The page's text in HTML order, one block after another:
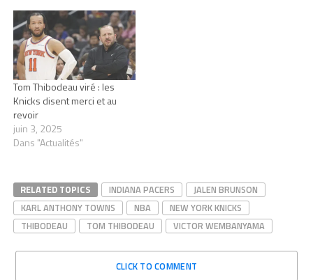
Tom Thibodeau viré : les
Knicks disent merci et au
revoir
juin 3, 2025
Dans "Actualités"
RELATED TOPICS INDIANA PACERS
JALEN BRUNSON
KARL ANTHONY TOWNS
NBA
NEW YORK KNICKS
THIBODEAU
TOM THIBODEAU VICTOR WEMBANYAMA
CLICK TO COMMENT